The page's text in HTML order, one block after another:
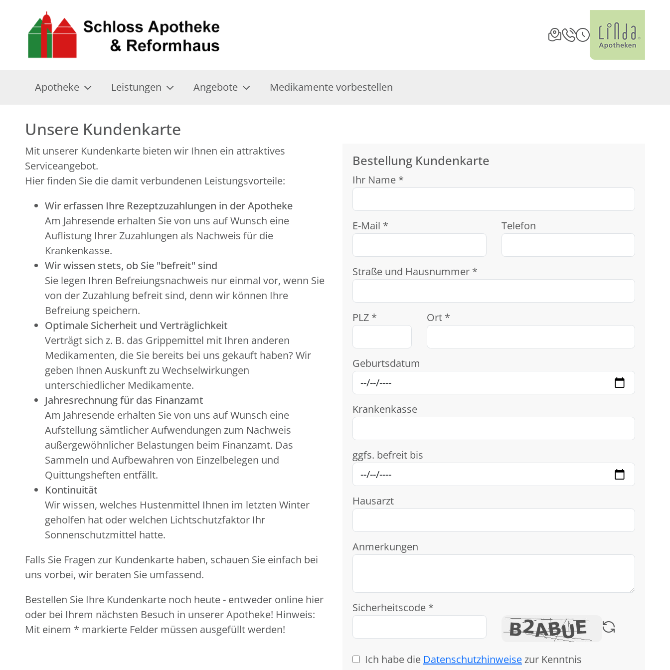
Apotheke Leistungen Angebote Medikamente vorbestellen
Unsere Kundenkarte
Mit unserer Kundenkarte bieten wir Ihnen ein attraktives
Serviceangebot.
Hier finden Sie die damit verbundenen Leistungsvorteile:
Wir erfassen Ihre Rezeptzuzahlungen in der Apotheke
Am Jahresende erhalten Sie von uns auf Wunsch eine
Auflistung Ihrer Zuzahlungen als Nachweis für die
Krankenkasse.
Wir wissen stets, ob Sie "befreit" sind
Sie legen Ihren Befreiungsnachweis nur einmal vor, wenn Sie
von der Zuzahlung befreit sind, denn wir können Ihre
Befreiung speichern.
Optimale Sicherheit und Verträglichkeit
Verträgt sich z. B. das Grippemittel mit Ihren anderen
Medikamenten, die Sie bereits bei uns gekauft haben? Wir
geben Ihnen Auskunft zu Wechselwirkungen
unterschiedlicher Medikamente.
Jahresrechnung für das Finanzamt
Am Jahresende erhalten Sie von uns auf Wunsch eine
Aufstellung sämtlicher Aufwendungen zum Nachweis
außergewöhnlicher Belastungen beim Finanzamt. Das
Sammeln und Aufbewahren von Einzelbelegen und
Quittungsheften entfällt.
Kontinuität
Wir wissen, welches Hustenmittel Ihnen im letzten Winter
geholfen hat oder welchen Lichtschutzfaktor Ihr
Sonnenschutzmittel hatte.
Falls Sie Fragen zur Kundenkarte haben, schauen Sie einfach bei
uns vorbei, wir beraten Sie umfassend.
Bestellen Sie Ihre Kundenkarte noch heute - entweder online hier
oder bei Ihrem nächsten Besuch in unserer Apotheke! Hinweis:
Mit einem * markierte Felder müssen ausgefüllt werden!
Bestellung Kundenkarte
Ihr Name *
E-Mail * Telefon
Straße und Hausnummer *
PLZ * Ort *
Geburtsdatum
Krankenkasse
ggfs. befreit bis
Hausarzt
Anmerkungen
Sicherheitscode *
Ich habe die Datenschutzhinweisezur Kenntnis